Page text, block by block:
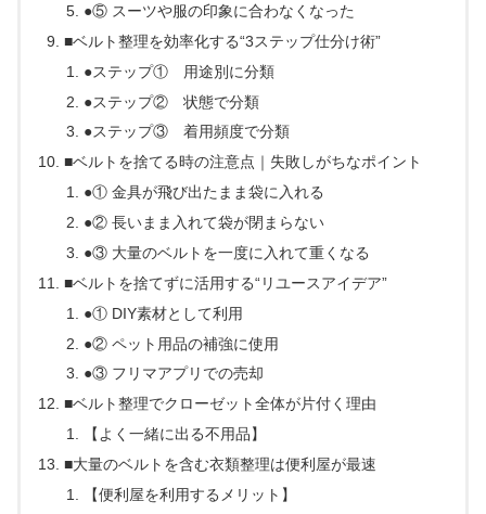
●⑤ スーツや服の印象に合わなくなった
■ベルト整理を効率化する“3ステップ仕分け術”
●ステップ① 用途別に分類
●ステップ② 状態で分類
●ステップ③ 着用頻度で分類
■ベルトを捨てる時の注意点｜失敗しがちなポイント
●① 金具が飛び出たまま袋に入れる
●② 長いまま入れて袋が閉まらない
●③ 大量のベルトを一度に入れて重くなる
■ベルトを捨てずに活用する“リユースアイデア”
●① DIY素材として利用
●② ペット用品の補強に使用
●③ フリマアプリでの売却
■ベルト整理でクローゼット全体が片付く理由
【よく一緒に出る不用品】
■大量のベルトを含む衣類整理は便利屋が最速
【便利屋を利用するメリット】